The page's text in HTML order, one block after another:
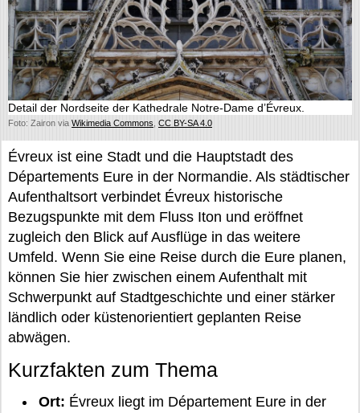
Detail der Nordseite der Kathedrale Notre-Dame d’Évreux.
Foto: Zairon via Wikimedia Commons CC BY-SA 4.0
Évreux ist eine Stadt und die Hauptstadt des
Départements Eure in der Normandie. Als städtischer
Aufenthaltsort verbindet Évreux historische
Bezugspunkte mit dem Fluss Iton und eröffnet
zugleich den Blick auf Ausflüge in das weitere
Umfeld. Wenn Sie eine Reise durch die Eure planen,
können Sie hier zwischen einem Aufenthalt mit
Schwerpunkt auf Stadtgeschichte und einer stärker
ländlich oder küstenorientiert geplanten Reise
abwägen.
Kurzfakten zum Thema
Ort: Évreux liegt im Département Eure in der